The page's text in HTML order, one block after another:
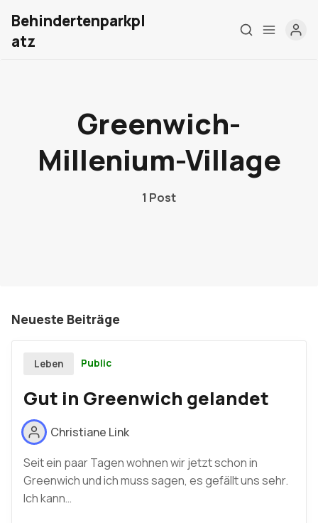
Über mich
Meine Firma
Behindertenparkpl
atz
Greenwich-
Millenium-Village
1 Post
Neueste Beiträge
Leben Public
Gut in Greenwich gelandet
Christiane Link
Seit ein paar Tagen wohnen wir jetzt schon in
Greenwich und ich muss sagen, es gefällt uns sehr.
Ich kann…